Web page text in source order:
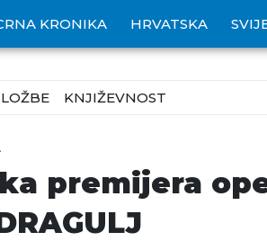
KRONIKA HRVATSKA
KNJIŽEVNOST
premijera